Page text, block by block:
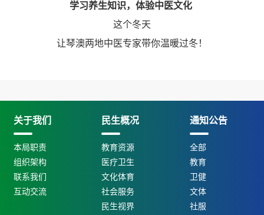
学习养生知识，体验中医文化
这个冬天
让琴澳两地中医专家带你温暖过冬！
关于我们
本局职责
组织架构
联系我们
互动交流
民生概况
教育资源
医疗卫生
文化体育
社会服务
民生视界
通知公告
全部
教育
卫健
文体
社服